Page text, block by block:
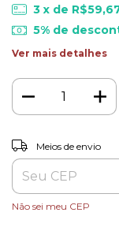
3 x de
5% de
Ver mais detalhes
Entregas para o CEP:
Meios de envio
Não sei meu CEP